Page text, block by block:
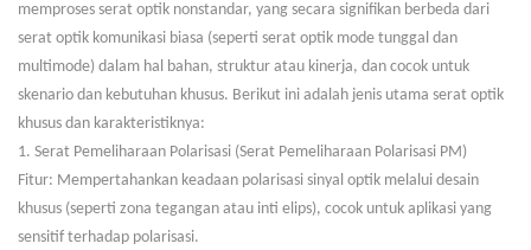
memproses serat optik nonstandar, yang secara signifikan berbeda dari
serat optik komunikasi biasa (seperti serat optik mode tunggal dan
multimode) dalam hal bahan, struktur atau kinerja, dan cocok untuk
skenario dan kebutuhan khusus. Berikut ini adalah jenis utama serat optik
khusus dan karakteristiknya:
1. Serat Pemeliharaan Polarisasi (Serat Pemeliharaan Polarisasi PM)
Fitur: Mempertahankan keadaan polarisasi sinyal optik melalui desain
khusus (seperti zona tegangan atau inti elips), cocok untuk aplikasi yang
sensitif terhadap polarisasi.